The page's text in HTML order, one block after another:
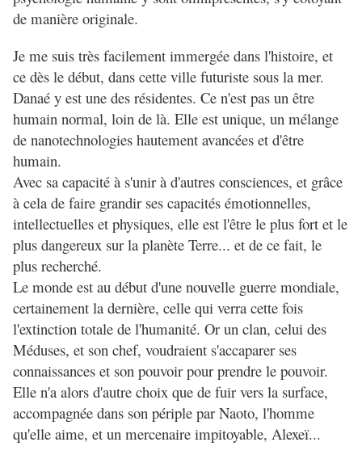
de manière originale.
Je me suis très facilement immergée dans l'histoire, et
ce dès le début, dans cette ville futuriste sous la mer.
Danaé y est une des résidentes. Ce n'est pas un être
humain normal, loin de là. Elle est unique, un mélange
de nanotechnologies hautement avancées et d'être
humain.
Avec sa capacité à s'unir à d'autres consciences, et grâce
à cela de faire grandir ses capacités émotionnelles,
intellectuelles et physiques, elle est l'être le plus fort et le
plus dangereux sur la planète Terre... et de ce fait, le
plus recherché.
Le monde est au début d'une nouvelle guerre mondiale,
certainement la dernière, celle qui verra cette fois
l'extinction totale de l'humanité. Or un clan, celui des
Méduses, et son chef, voudraient s'accaparer ses
connaissances et son pouvoir pour prendre le pouvoir.
Elle n'a alors d'autre choix que de fuir vers la surface,
accompagnée dans son périple par Naoto, l'homme
qu'elle aime, et un mercenaire impitoyable, Alexeï...